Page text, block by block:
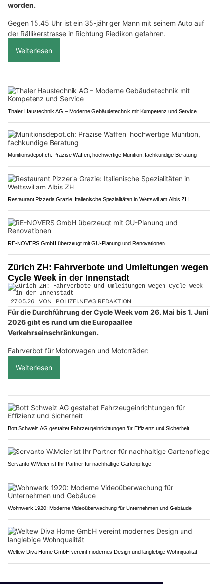
worden.
Gegen 15.45 Uhr ist ein 35-jähriger Mann mit seinem Auto auf
der Rällikerstrasse in Richtung Riedikon gefahren.
Weiterlesen
Thaler Haustechnik AG – Moderne Gebäudetechnik mit Kompetenz und Service
Munitionsdepot.ch: Präzise Waffen, hochwertige Munition, fachkundige Beratung
Restaurant Pizzeria Grazie: Italienische Spezialitäten in Wettswil am Albis ZH
RE-NOVERS GmbH überzeugt mit GU-Planung und Renovationen
Zürich ZH: Fahrverbote und Umleitungen wegen
Cycle Week in der Innenstadt
27.05.26 VON POLIZEI.NEWS REDAKTION
Für die Durchführung der Cycle Week vom 26. Mai bis 1. Juni
2026 gibt es rund um die Europaallee
Verkehrseinschränkungen.
Fahrverbot für Motorwagen und Motorräder:
Weiterlesen
Bott Schweiz AG gestaltet Fahrzeugeinrichtungen für Effizienz und Sicherheit
Servanto W.Meier ist Ihr Partner für nachhaltige Gartenpflege
Wohnwerk 1920: Moderne Videoüberwachung für Unternehmen und Gebäude
Weltew Diva Home GmbH vereint modernes Design und langlebige Wohnqualität